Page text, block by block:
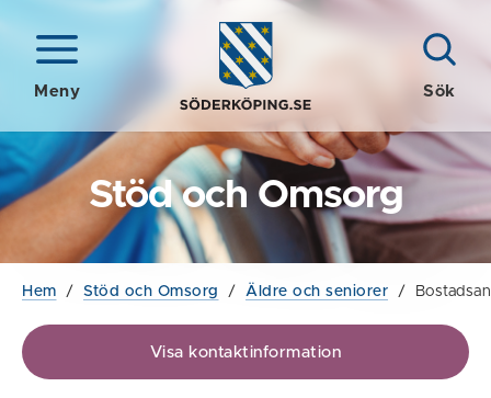
Meny Sök
Stöd och Omsorg
Hem / Stöd och Omsorg / Äldre och seniorer /
Visa kontaktinformation